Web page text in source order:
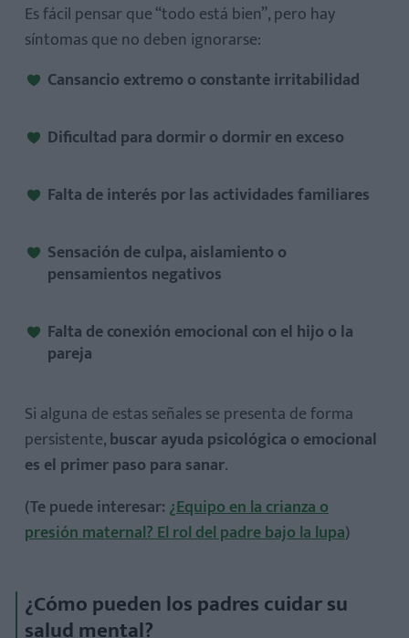
Es fácil pensar que “todo está bien”, pero hay
síntomas que no deben ignorarse:
Cansancio extremo o constante irritabilidad
Dificultad para dormir o dormir en exceso
Falta de interés por las actividades familiares
Sensación de culpa, aislamiento o
pensamientos negativos
Falta de conexión emocional con el hijo o la
pareja
Si alguna de estas señales se presenta de forma
persistente,buscar ayuda psicológica o emocional
es el primer paso para sanar.
(Te puede interesar: ¿Equipo en la crianza o
presión maternal? El rol del padre bajo la lupa)
¿Cómo pueden los padres cuidar su